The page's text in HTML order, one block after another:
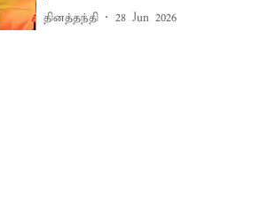
தினத்தந்தி 28 Jun 2026